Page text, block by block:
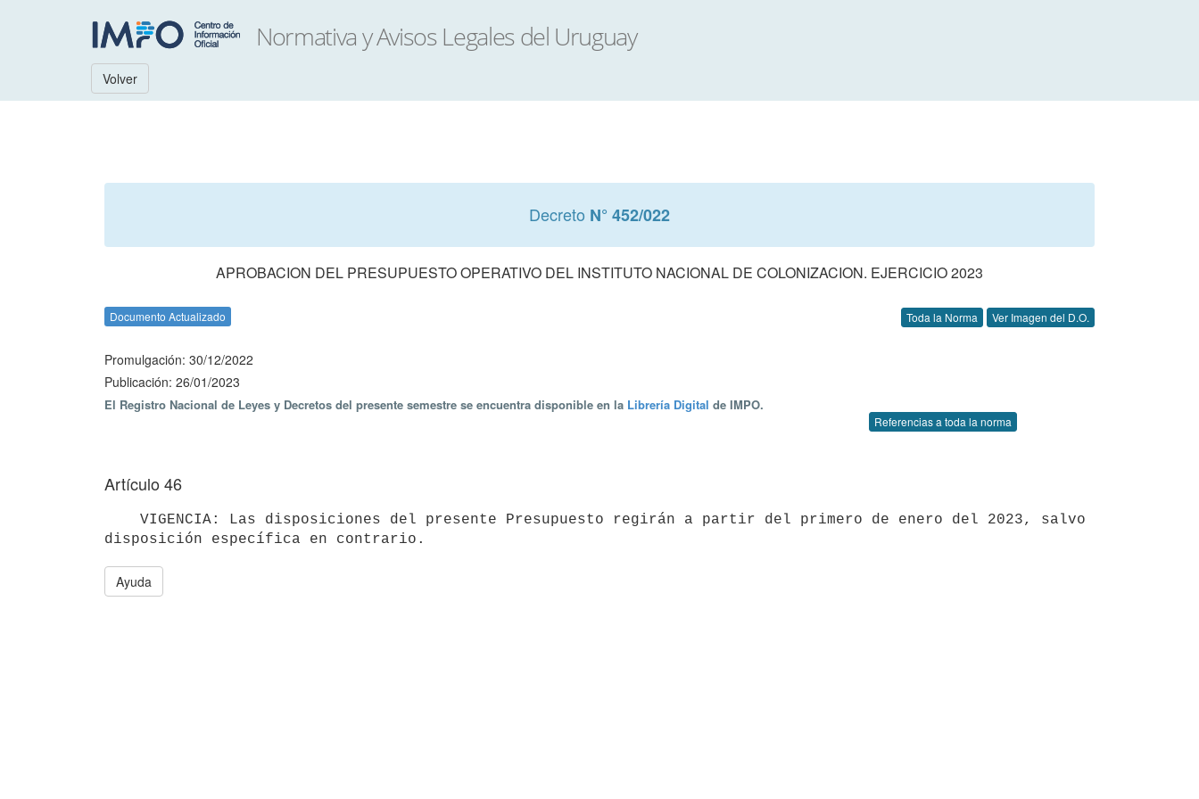
Volver
Decreto N° 452/022
APROBACION DEL PRESUPUESTO OPERATIVO DEL INSTITUTO NACIONAL DE COLONIZACION. EJERCICIO 2023
Documento Actualizado Toda la Norma Ver Imagen del D.O.
Promulgación: 30/12/2022
Publicación: 26/01/2023
El Registro Nacional de Leyes y Decretos del presente semestre se encuentra disponible en la Librería Digital de IMPO.
Referencias a toda la norma
Artículo 46
Ayuda